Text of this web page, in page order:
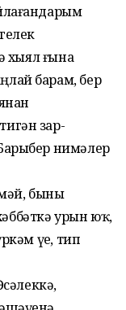
хыял ғына
барам, бер
зар-
нимәлер
быны
урын юҡ,
үҙе, тип